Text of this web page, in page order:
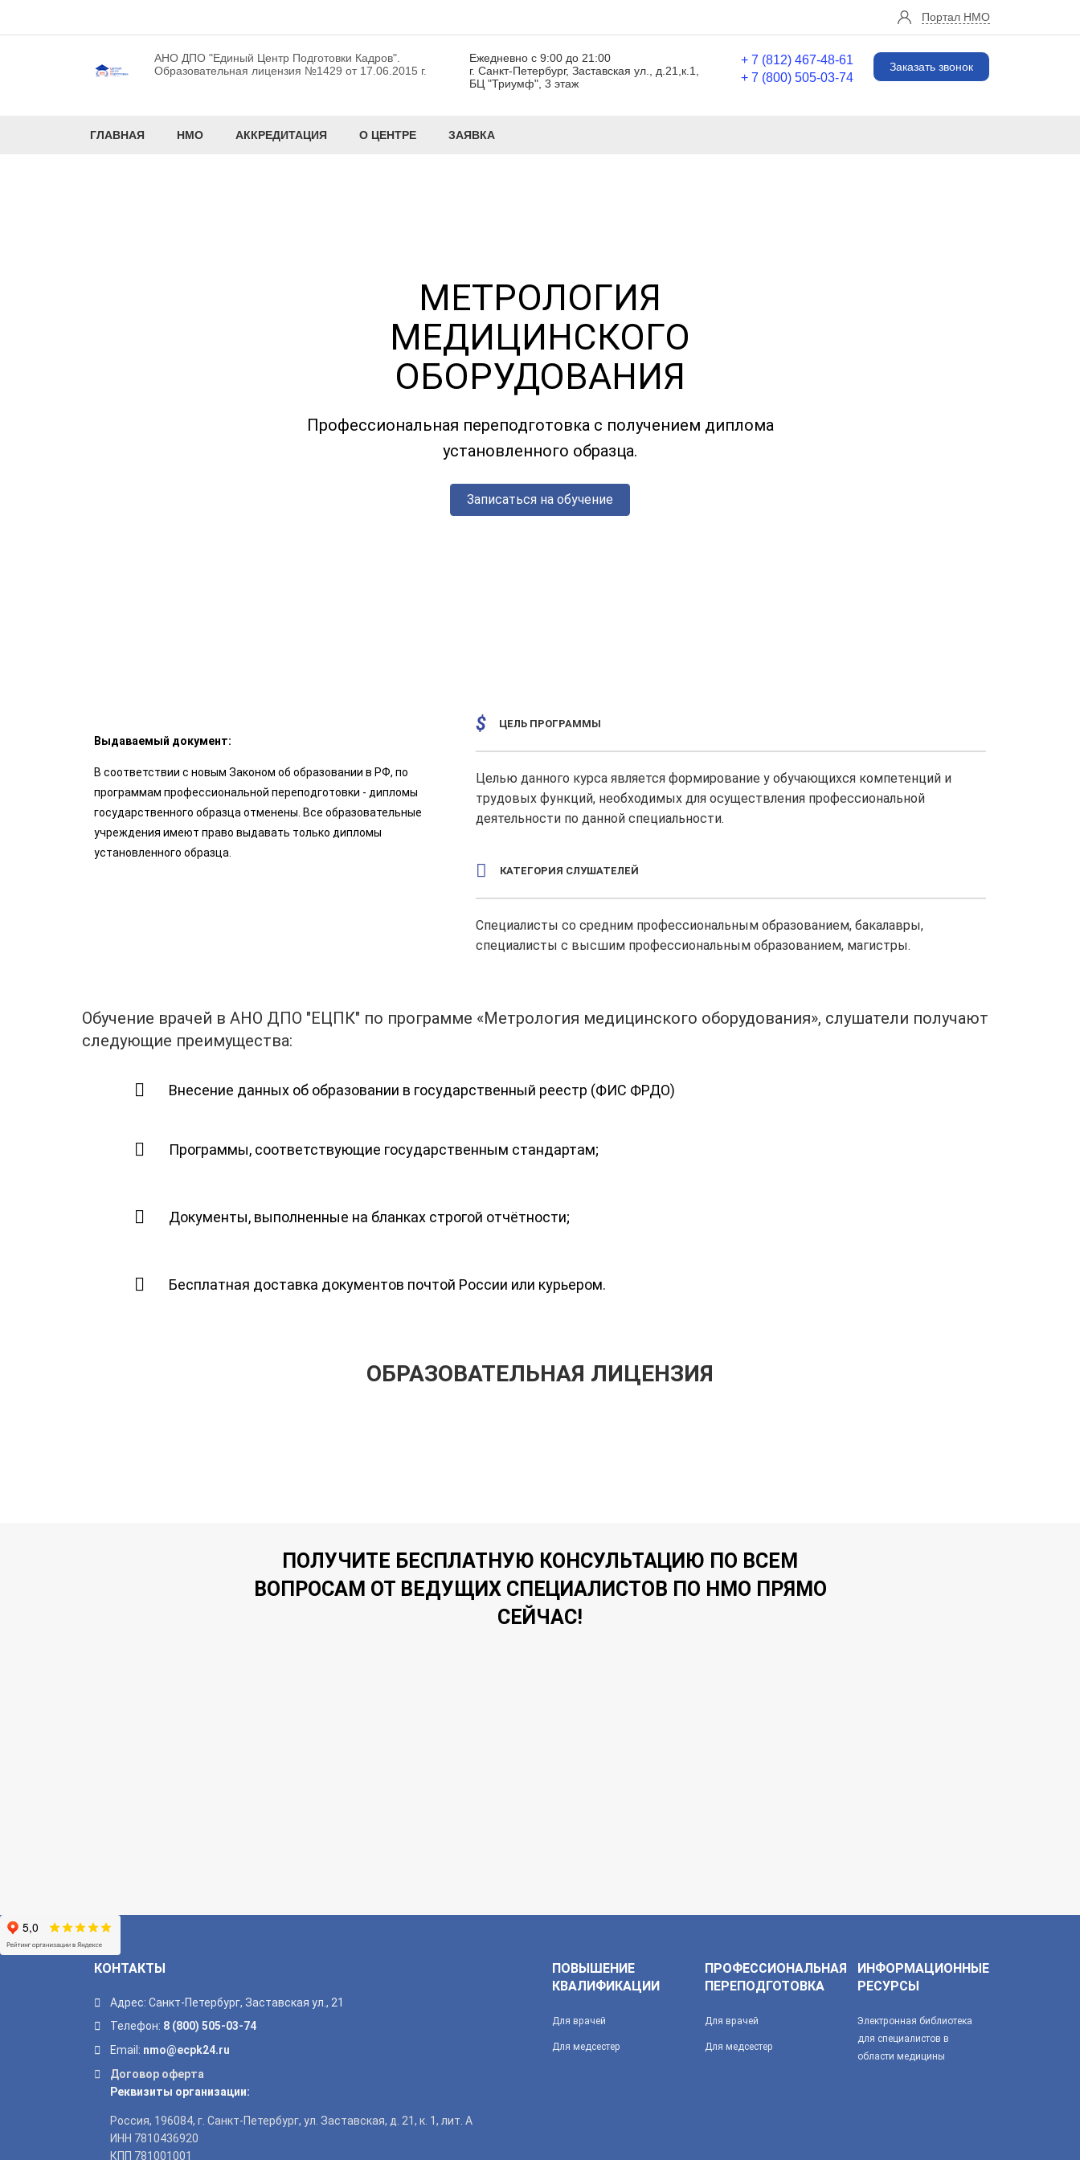
Портал НМО
АНО ДПО "Единый Центр Подготовки Кадров".
Образовательная лицензия №1429 от 17.06.2015 г.
Ежедневно с 9:00 до 21:00
г. Санкт-Петербург, Заставская ул., д.21,к.1,
БЦ "Триумф", 3 этаж
+ 7 (812) 467-48-61
+ 7 (800) 505-03-74
Заказать звонок
ГЛАВНАЯ НМО АККРЕДИТАЦИЯ О ЦЕНТРЕ ЗАЯВКА
МЕТРОЛОГИЯ
МЕДИЦИНСКОГО
ОБОРУДОВАНИЯ
Профессиональная переподготовка с получением диплома
установленного образца.
Записаться на обучение
Выдаваемый документ:
В соответствии с новым Законом об образовании в РФ, по
программам профессиональной переподготовки - дипломы
государственного образца отменены. Все образовательные
учреждения имеют право выдавать только дипломы
установленного образца.
ЦЕЛЬ ПРОГРАММЫ
Целью данного курса является формирование у обучающихся компетенций и
трудовых функций, необходимых для осуществления профессиональной
деятельности по данной специальности.
КАТЕГОРИЯ СЛУШАТЕЛЕЙ
Cпециалисты со средним профессиональным образованием, бакалавры,
специалисты с высшим профессиональным образованием, магистры.
Обучение врачей в АНО ДПО "ЕЦПК" по программе «Метрология медицинского оборудования», слушатели получают
следующие преимущества:
Внесение данных об образовании в государственный реестр (ФИС ФРДО)
Программы, соответствующие государственным стандартам;
Документы, выполненные на бланках строгой отчётности;
Бесплатная доставка документов почтой России или курьером.
ОБРАЗОВАТЕЛЬНАЯ ЛИЦЕНЗИЯ
ПОЛУЧИТЕ БЕСПЛАТНУЮ КОНСУЛЬТАЦИЮ ПО ВСЕМ
ВОПРОСАМ ОТ ВЕДУЩИХ СПЕЦИАЛИСТОВ ПО НМО ПРЯМО
СЕЙЧАС!
КОНТАКТЫ
Адрес: Санкт-Петербург, Заставская ул., 21
Телефон: 8 (800) 505-03-74
Email: nmo@ecpk24.ru
Договор оферта
Реквизиты организации:
Россия, 196084, г. Санкт-Петербург, ул. Заставская, д. 21, к. 1, лит. А
ИНН 7810436920
КПП 781001001
ПОВЫШЕНИЕ
КВАЛИФИКАЦИИ
Для врачей
Для медсестер
ПРОФЕССИОНАЛЬНАЯ
ПЕРЕПОДГОТОВКА
Для врачей
Для медсестер
ИНФОРМАЦИОННЫЕ
РЕСУРСЫ
Электронная библиотека
для специалистов в
области медицины